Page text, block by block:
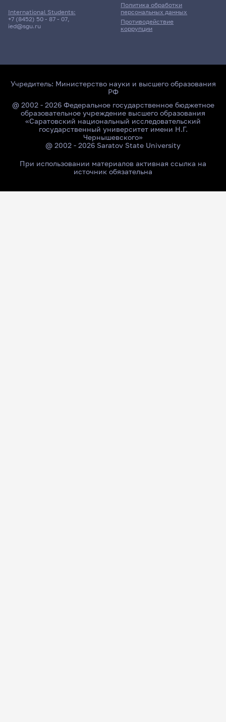
International Students:
+7 (8452) 50 - 87 - 07,
ied@sgu.ru
Политика обработки
персональных данных
Противодействие
коррупции
Учредитель: Министерство науки и высшего образования
РФ
@ 2002 - 2026 Федеральное государственное бюджетное
образовательное учреждение высшего образования
«Саратовский национальный исследовательский
государственный университет имени Н.Г.
Чернышевского»
@ 2002 - 2026 Saratov State University
При использовании материалов активная ссылка на
источник обязательна